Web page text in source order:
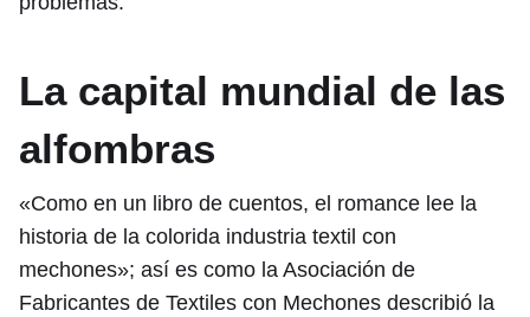
La capital mundial de las
alfombras
«Como en un libro de cuentos, el romance lee la
historia de la colorida industria textil con
mechones»; así es como la Asociación de
Fabricantes de Textiles con Mechones describió la